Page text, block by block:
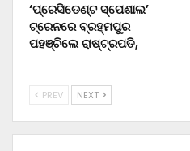
‘ପ୍ରେସିଡେଣ୍ଟ ସ୍ପେଶାଲ’
ଟ୍ରେନରେ ବ୍ରହ୍ମପୁର
ପହଞ୍ଚିଲେ ରାଷ୍ଟ୍ରପତି,
PREV NEXT